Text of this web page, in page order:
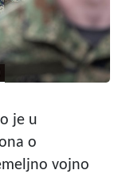
je u
o
vojno